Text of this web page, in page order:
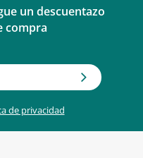
un descuentazo
compra
de privacidad